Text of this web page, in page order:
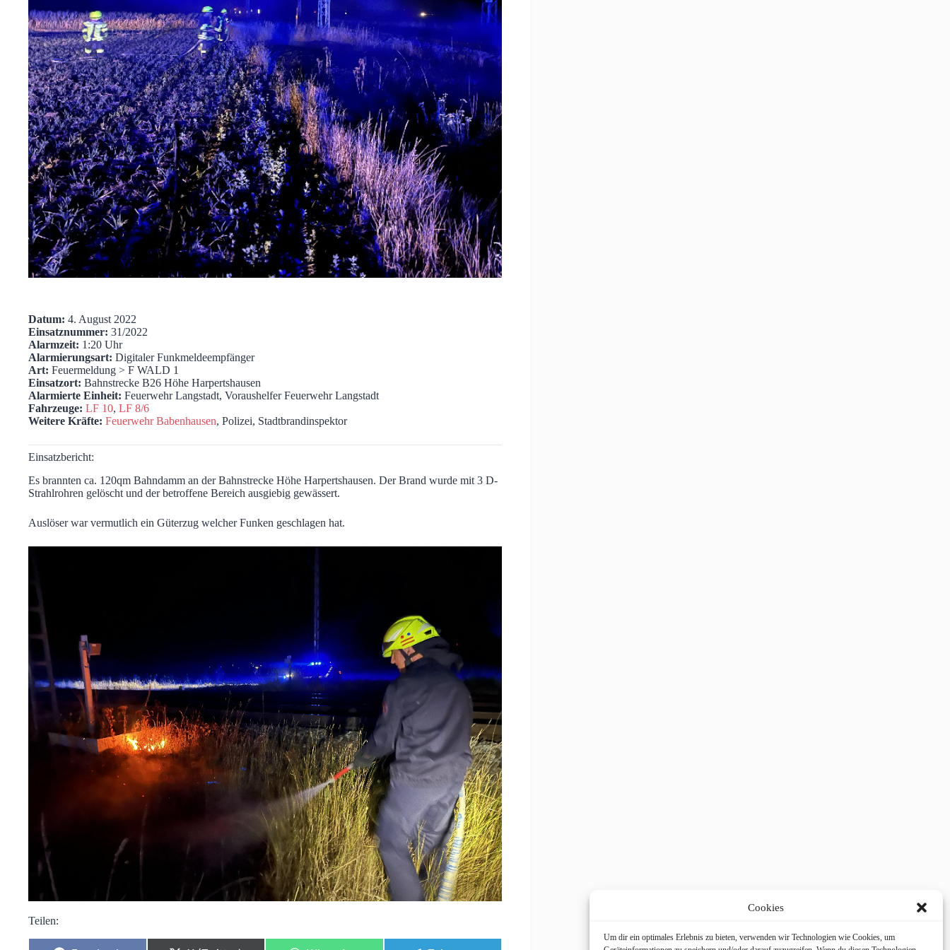
Cookies
Um dir ein optimales Erlebnis zu bieten, verwenden wir Technologien wie Cookies, um
Datum: 4. August 2022
Einsatznummer: 31/2022
Alarmzeit: 1:20 Uhr
Alarmierungsart: Digitaler Funkmeldeempfänger
Art: Feuermeldung > F WALD 1
Einsatzort: Bahnstrecke B26 Höhe Harpertshausen
Alarmierte Einheit: Feuerwehr Langstadt, Voraushelfer Feuerwehr Langstadt
Fahrzeuge: LF 10, LF 8/6
Weitere Kräfte: Feuerwehr Babenhausen, Polizei, Stadtbrandinspektor
Einsatzbericht:
Es brannten ca. 120qm Bahndamm an der Bahnstrecke Höhe Harpertshausen. Der Brand wurde mit 3 D-
Strahlrohren gelöscht und der betroffene Bereich ausgiebig gewässert.
Auslöser war vermutlich ein Güterzug welcher Funken geschlagen hat.
Teilen: